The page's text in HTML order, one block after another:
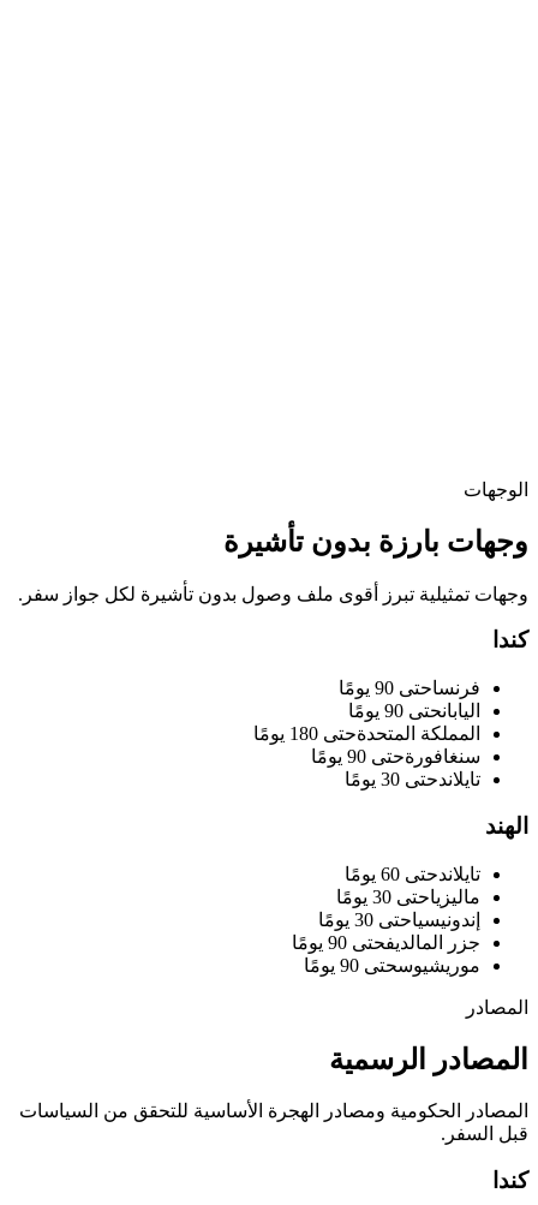
الوجهات
وجهات بارزة بدون تأشيرة
وجهات تمثيلية تبرز أقوى ملف وصول بدون تأشيرة لكل جواز سفر.
كندا
فرنساحتى 90 يومًا
اليابانحتى 90 يومًا
المملكة المتحدةحتى 180 يومًا
سنغافورةحتى 90 يومًا
تايلاندحتى 30 يومًا
الهند
تايلاندحتى 60 يومًا
ماليزياحتى 30 يومًا
إندونيسياحتى 30 يومًا
جزر المالديفحتى 90 يومًا
موريشيوسحتى 90 يومًا
المصادر
المصادر الرسمية
المصادر الحكومية ومصادر الهجرة الأساسية للتحقق من السياسات
قبل السفر.
كندا